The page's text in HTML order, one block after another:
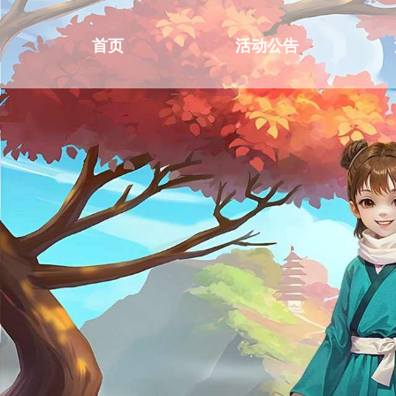
首页 活动公告